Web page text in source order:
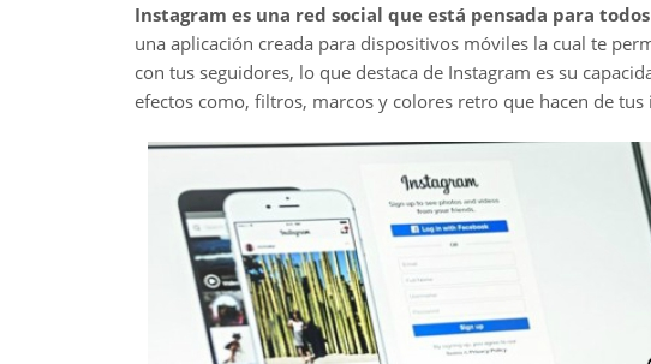
Instagram es una red social que está pensada para
una aplicación creada para dispositivos móviles la cual te
con tus seguidores, lo que destaca de Instagram es su
efectos como, filtros, marcos y colores retro que hacen de